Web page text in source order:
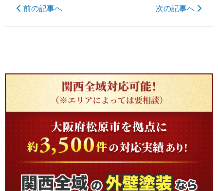
前の記事へ 次の記事へ